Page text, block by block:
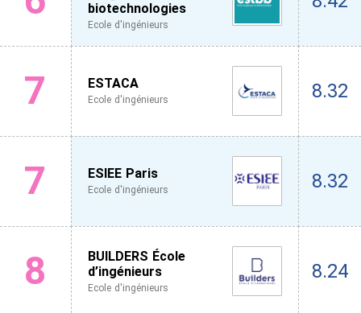
biotechnologies
Ecole d'ingénieurs
7 ESTACA
Ecole d'ingénieurs 8.32
7 ESIEE Paris
Ecole d'ingénieurs 8.32
8
BUILDERS École
d’ingénieurs
Ecole d'ingénieurs
8.24